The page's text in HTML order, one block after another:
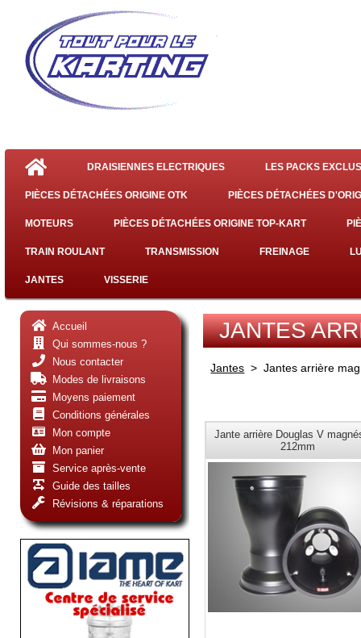
DRAISIENNES ELECTRIQUES LES PACKS
PIÈCES DÉTACHÉES ORIGINE OTK PIÈCES DÉTACHÉES
MOTEURS PIÈCES DÉTACHÉES ORIGINE TOP-KART
TRAIN ROULANT TRANSMISSION FREINAGE
JANTES VISSERIE
Accueil
Qui sommes-nous ?
Nous contacter
Modes de livraisons
Moyens paiement
Conditions générales
Mon compte
Mon panier
Service après-vente
Guide des tailles
Révisions & réparations
JANTES
Jantes >Jantes arrière
Jante arrière Douglas V
212mm